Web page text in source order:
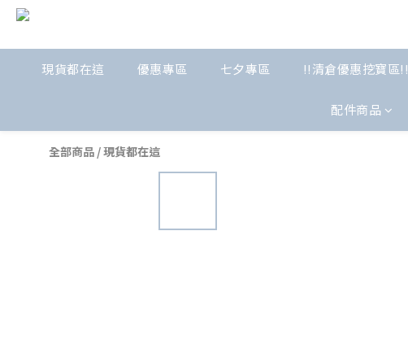
現貨都在這 優惠專區 七夕專區 !!清倉優惠挖寶區!!
配件商品
全部商品 /現貨都在這